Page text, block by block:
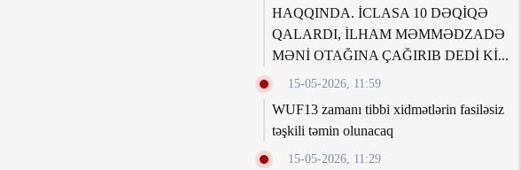
HAQQINDA. İCLASA 10 DƏQİQƏ
QALARDI, İLHAM MƏMMƏDZADƏ
MƏNİ OTAĞINA ÇAĞIRIB DEDİ Kİ...
15-05-2026, 11:59
WUF13 zamanı tibbi xidmətlərin fasiləsiz
təşkili təmin olunacaq
15-05-2026, 11:29